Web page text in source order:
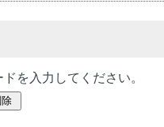
を入力してください。